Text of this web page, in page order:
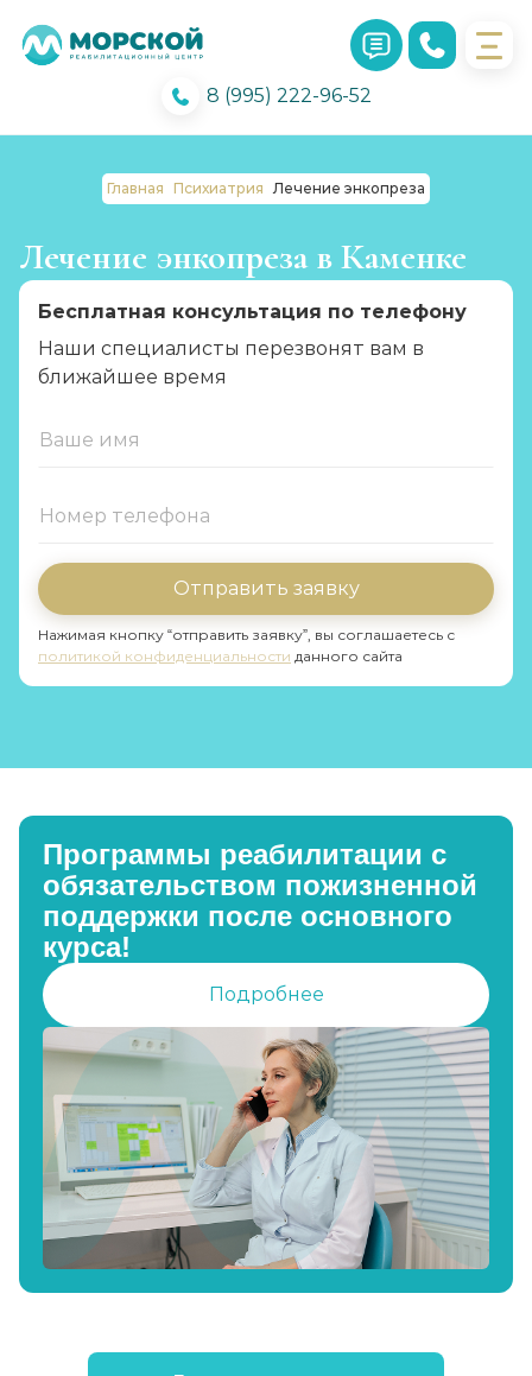
8 (995) 222-96-52
Главная Психиатрия Лечение энкопреза
Лечение энкопреза в Каменке
Бесплатная консультация по телефону
Наши специалисты перезвонят вам в
ближайшее время
Отправить заявку
Нажимая кнопку “отправить заявку”, вы соглашаетесь с
политикой конфиденциальности данного сайта
Программы реабилитации с
обязательством пожизненной
поддержки после основного
курса!
Подробнее